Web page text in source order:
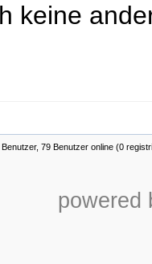
keine
79 Benutzer online (0
powered